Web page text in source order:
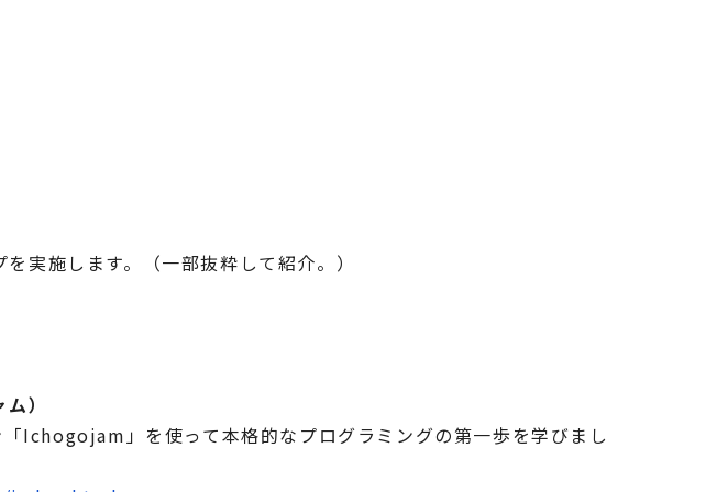
実施します。（一部抜粋して紹介。）
）
Ichogojam」を使って本格的なプログラミングの第一歩を学びまし